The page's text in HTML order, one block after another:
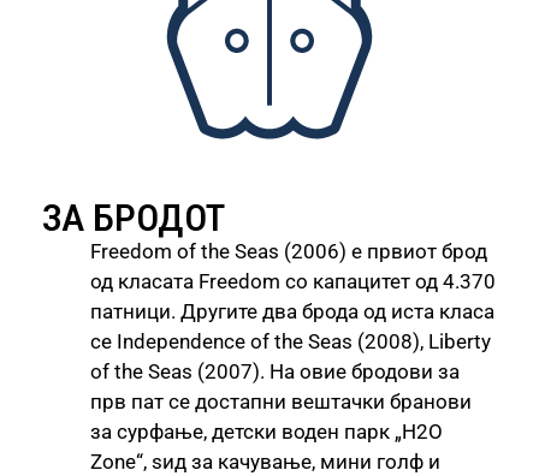
ЗА БРОДОТ
Freedom of the Seas (2006) е првиот брод
од класата Freedom со капацитет од 4.370
патници. Другите два брода од иста класа
се Independence of the Seas (2008), Liberty
of the Seas (2007). На овие бродови за
прв пат се достапни вештачки бранови
за сурфање, детски воден парк „H2O
Zone“, ѕид за качување, мини голф и